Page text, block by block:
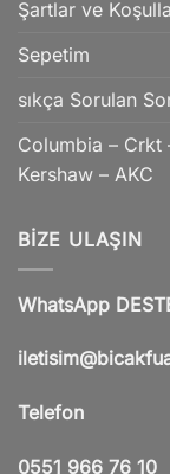
Şartlar ve
Sepetim
sıkça Sorulan
Columbia – Crkt
Kershaw – AKC
BIZE ULAŞIN
WhatsApp
Telefon
0551 966 76 10